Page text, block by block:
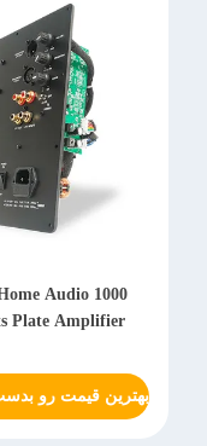
1000 Watts RMS Mono Home
Subwoofer Cabinets
بدست بیار